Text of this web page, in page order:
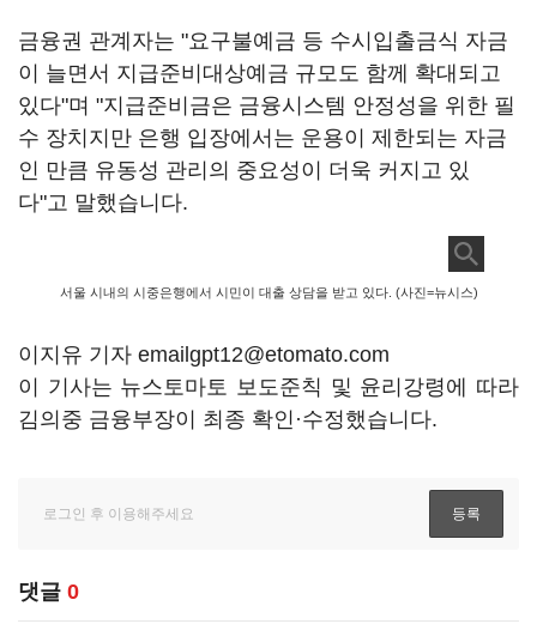
금융권 관계자는 "요구불예금 등 수시입출금식 자금
이 늘면서 지급준비대상예금 규모도 함께 확대되고
있다"며 "지급준비금은 금융시스템 안정성을 위한 필
수 장치지만 은행 입장에서는 운용이 제한되는 자금
인 만큼 유동성 관리의 중요성이 더욱 커지고 있
다"고 말했습니다.
서울 시내의 시중은행에서 시민이 대출 상담을 받고 있다. (사진=뉴시스)
이지유 기자 emailgpt12@etomato.com
이 기사는 뉴스토마토 보도준칙 및 윤리강령에 따라
김의중 금융부장이 최종 확인·수정했습니다.
댓글 0